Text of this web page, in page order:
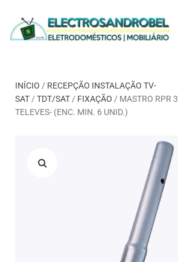
INÍCIO / RECEPÇÃO INSTALAÇÃO TV-
SAT / TDT/SAT / FIXAÇÃO / MASTRO RPR
TELEVES- (ENC. MIN. 6 UNID.)